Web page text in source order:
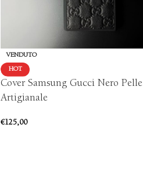
VENDUTO
HOT
Cover Samsung Gucci Nero Pelle
Artigianale
€125,00